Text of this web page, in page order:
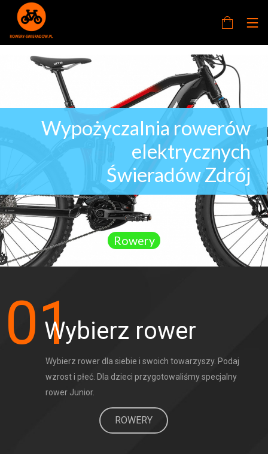
Rowery
Wypożyczalnia rowerów
elektrycznych
Świeradów Zdrój
01Wybierz rower
Wybierz rower dla siebie i swoich towarzyszy. Podaj
wzrost i płeć. Dla dzieci przygotowaliśmy specjalny
rower Junior.
ROWERY